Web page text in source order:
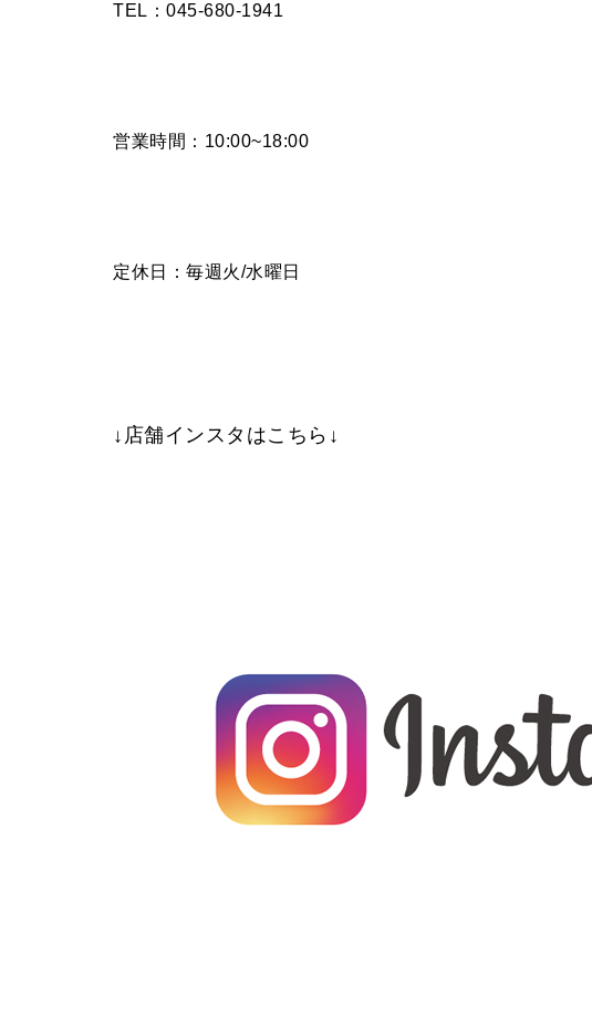
TEL：045-680-1941
営業時間：10:00~18:00
定休日：毎週火/水曜日
↓店舗インスタはこちら↓